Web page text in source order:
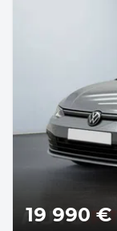
19 990 €